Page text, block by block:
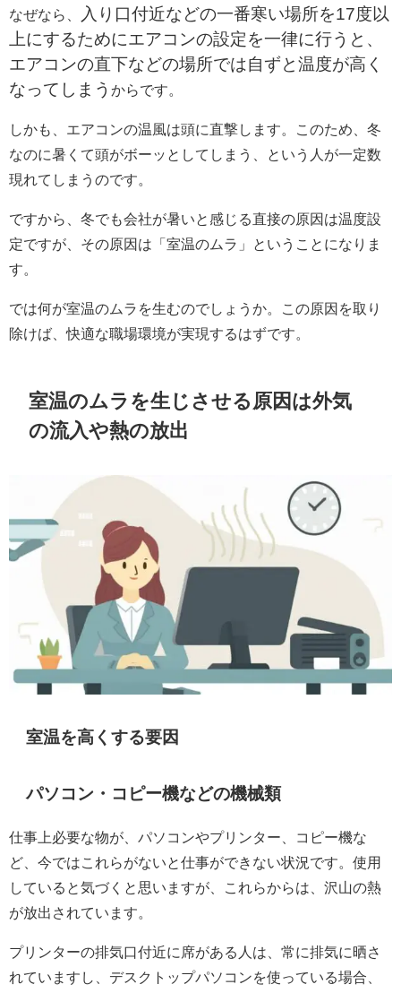
なぜなら、
入り口付近などの一番寒い場所を17度以
上にするためにエアコンの設定を一律に行うと、
エアコンの直下などの場所では自ずと温度が高く
なってしまう からです。
しかも、エアコンの温風は頭に直撃します。このため、冬
なのに暑くて頭がボーッとしてしまう、という人が一定数
現れてしまうのです。
ですから、冬でも会社が暑いと感じる直接の原因は温度設
定ですが、その原因は「室温のムラ」ということになりま
す。
では何が室温のムラを生むのでしょうか。この原因を取り
除けば、快適な職場環境が実現するはずです。
室温のムラを生じさせる原因は外気
の流入や熱の放出
室温を高くする要因
パソコン・コピー機などの機械類
仕事上必要な物が、パソコンやプリンター、コピー機な
ど、今ではこれらがないと仕事ができない状況です。使用
していると気づくと思いますが、これらからは、沢山の熱
が放出されています。
プリンターの排気口付近に席がある人は、常に排気に晒さ
れていますし、デスクトップパソコンを使っている場合、